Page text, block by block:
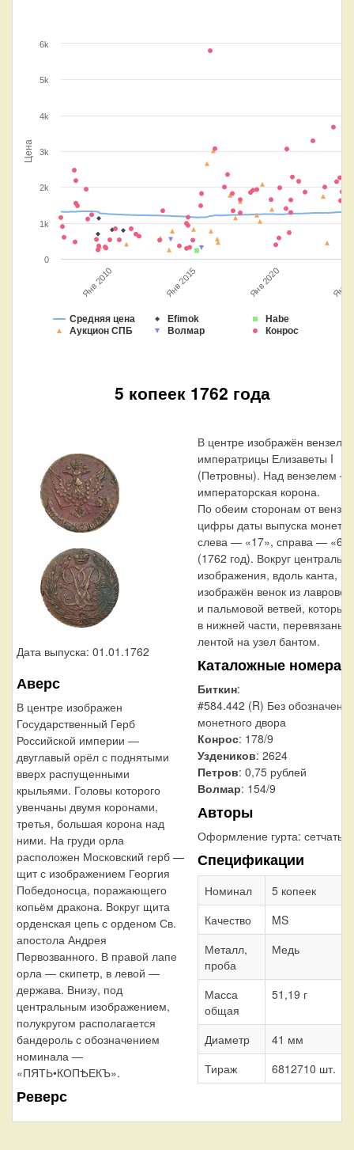
Цена
Средняя цена Efimok
Habe
Аукцион СПБ
Волмар Конрос
Янв 2010 Янв 2015 Янв 2020 Янв
0
1k
2k
3k
4k
5k
6k
5 копеек 1762 года
Дата выпуска: 01.01.1762
Аверс
В центре изображен
Государственный Герб
Российской империи —
двуглавый орёл с поднятыми
вверх распущенными
крыльями. Головы которого
увенчаны двумя коронами,
третья, большая корона над
ними. На груди орла
расположен Московский герб —
щит с изображением Георгия
Победоносца, поражающего
копьём дракона. Вокруг щита
орденская цепь с орденом Св.
апостола Андрея
Первозванного. В правой лапе
орла — скипетр, в левой —
держава. Внизу, под
центральным изображением,
полукругом располагается
бандероль с обозначением
номинала —
«ПЯТЬ•КОПѢЕКЪ».
Реверс
В центре изображён вензель
императрицы Елизаветы I
(Петровны). Над вензелем —
императорская корона.
По обеим сторонам от
цифры даты выпуска монеты:
слева — «17», справа —
(1762 год). Вокруг
изображения, вдоль канта,
изображён венок из лавровой
и пальмовой ветвей, которые,
в нижней части, перевязаны
лентой на узел бантом.
Каталожные номера
Биткин:
#584.442 (R) Без
монетного двора
Конрос: 178/9
Уздеников: 2624
Петров: 0,75 рублей
Волмар: 154/9
Авторы
Оформление гурта: сетчатый
Спецификации
Номинал
5 копеек
Качество
MS
Металл,
проба
Медь
Масса
общая
51,19 г
Диаметр
41 мм
Тираж
6812710 шт.